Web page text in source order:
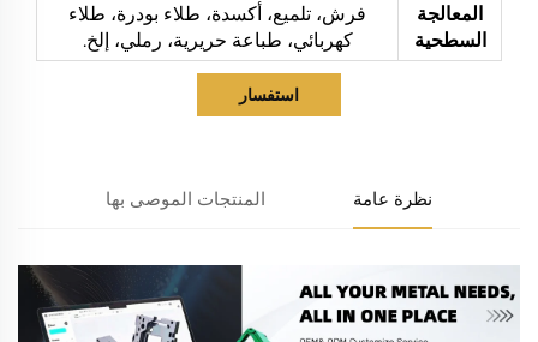
المعالجة
السطحية
فرش، تلميع، أكسدة، طلاء بودرة، طلاء
كهربائي، طباعة حريرية، رملي، إلخ.
استفسار
نظرة عامة المنتجات الموصى بها